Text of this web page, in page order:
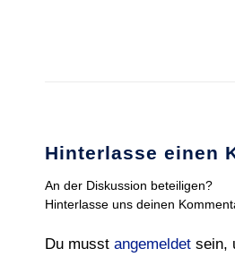
Hinterlasse einen
An der Diskussion beteiligen?
Hinterlasse uns deinen
Du musst angemeldet sein,